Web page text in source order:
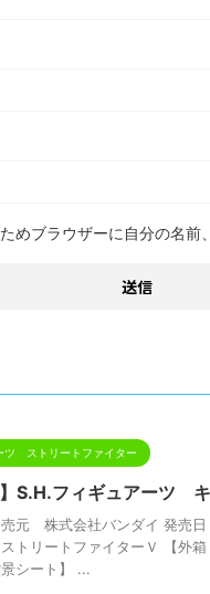
めブラウザーに自分の名前
ツ ストリートファイター
】S.H.フィギュアーツ
売元 株式会社バンダイ 発
リートファイターＶ 【外箱
シート】 ...